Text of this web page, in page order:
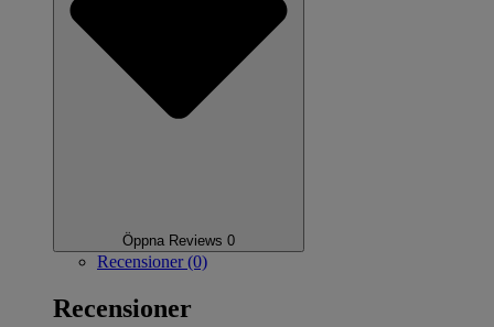
Öppna Reviews 0
Recensioner (0)
Recensioner